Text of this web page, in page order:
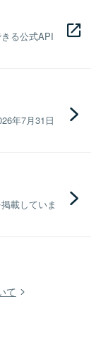
る公式API
年7月31日
載していま
て